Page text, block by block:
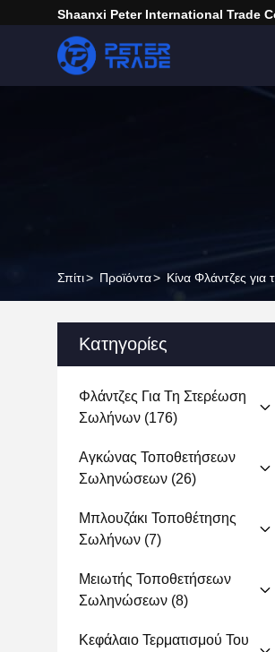
Shaanxi Peter International Trade
Σπίτι> Προϊόντα> Κίνα Φλάντζες
Κατηγορίες
Φλάντζες Για Τη Στερέωση
Σωλήνων (176)
Αγκώνας Τοποθετήσεων
Σωληνώσεων (26)
Μπλουζάκι Τοποθέτησης
Σωλήνων (7)
Μειωτής Τοποθετήσεων
Σωληνώσεων (8)
Κεφάλαιο Τερματισμού Του